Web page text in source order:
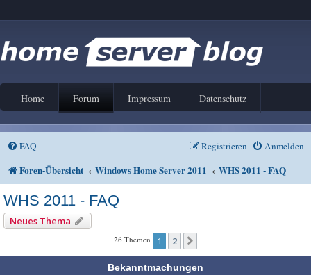
Home Forum Impressum Datenschutz
FAQ Anmelden
Registrieren
Foren-Übersicht Windows Home Server 2011 WHS 2011 - FAQ
WHS 2011 - FAQ
Neues Thema
26 Themen 1 2
Bekanntmachungen